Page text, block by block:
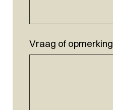
Vraag of opmerking